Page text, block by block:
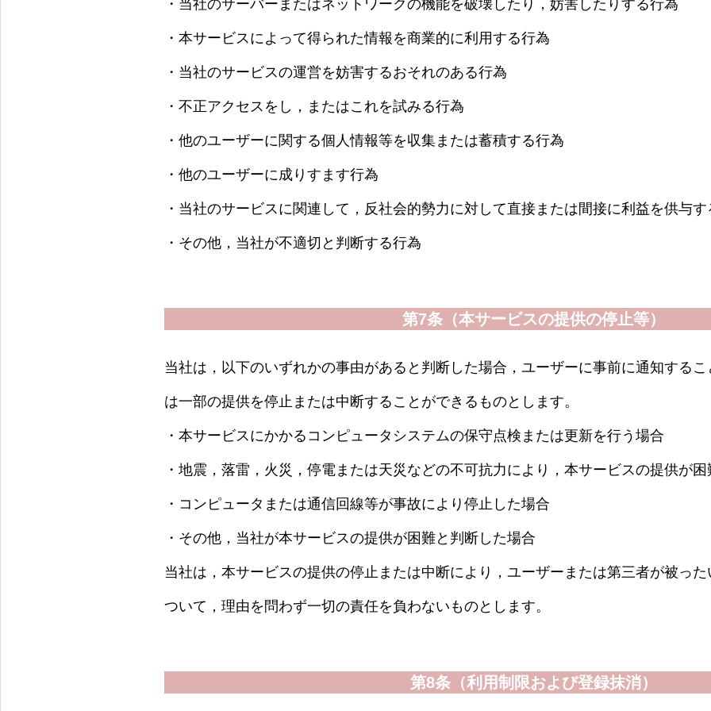
・当社のサーバーまたはネットワークの機能を破壊したり，妨害したりする行為
・本サービスによって得られた情報を商業的に利用する行為
・当社のサービスの運営を妨害するおそれのある行為
・不正アクセスをし，またはこれを試みる行為
・他のユーザーに関する個人情報等を収集または蓄積する行為
・他のユーザーに成りすます行為
・当社のサービスに関連して，反社会的勢力に対して直接または間接に利益を供与す
・その他，当社が不適切と判断する行為
第7条（本サービスの提供の停止等）
当社は，以下のいずれかの事由があると判断した場合，ユーザーに事前に通知する
は一部の提供を停止または中断することができるものとします。
・本サービスにかかるコンピュータシステムの保守点検または更新を行う場合
・地震，落雷，火災，停電または天災などの不可抗力により，本サービスの提供が
・コンピュータまたは通信回線等が事故により停止した場合
・その他，当社が本サービスの提供が困難と判断した場合
当社は，本サービスの提供の停止または中断により，ユーザーまたは第三者が被っ
ついて，理由を問わず一切の責任を負わないものとします。
第8条（利用制限および登録抹消）